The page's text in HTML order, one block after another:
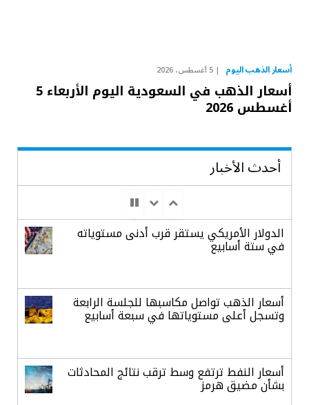
أسعار الذهب اليوم 5 أغسطس، 2026
أسعار الذهب في السعودية اليوم الأربعاء 5
أغسطس 2026
أحدث الأخبار
الدولار الأمريكي يستقر قرب أدنى مستوياته
في ستة أسابيع
أسعار الذهب تواصل مكاسبها للجلسة الرابعة
وتسجل أعلى مستوياتها في سبعة أسابيع
أسعار النفط ترتفع وسط ترقب نتائج المحادثات
بشأن مضيق هرمز